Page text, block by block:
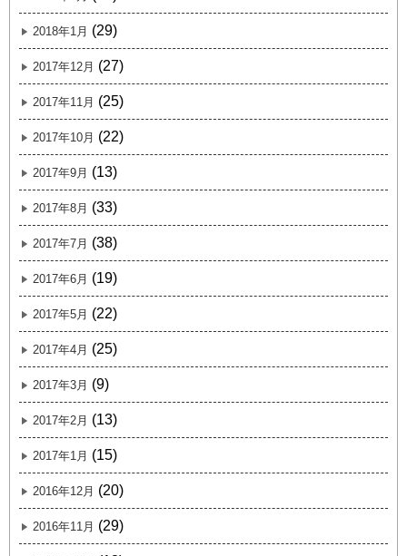
2018年1月 (29)
2017年12月 (27)
2017年11月 (25)
2017年10月 (22)
2017年9月 (13)
2017年8月 (33)
2017年7月 (38)
2017年6月 (19)
2017年5月 (22)
2017年4月 (25)
2017年3月 (9)
2017年2月 (13)
2017年1月 (15)
2016年12月 (20)
2016年11月 (29)